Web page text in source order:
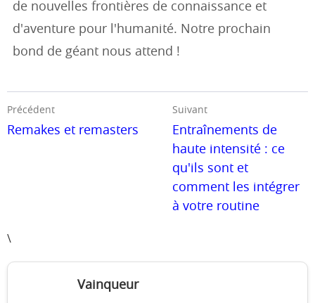
de nouvelles frontières de connaissance et
d'aventure pour l'humanité. Notre prochain
bond de géant nous attend !
Précédent
Remakes et remasters
Suivant
Entraînements de
haute intensité : ce
qu'ils sont et
comment les intégrer
à votre routine
\
Vainqueur